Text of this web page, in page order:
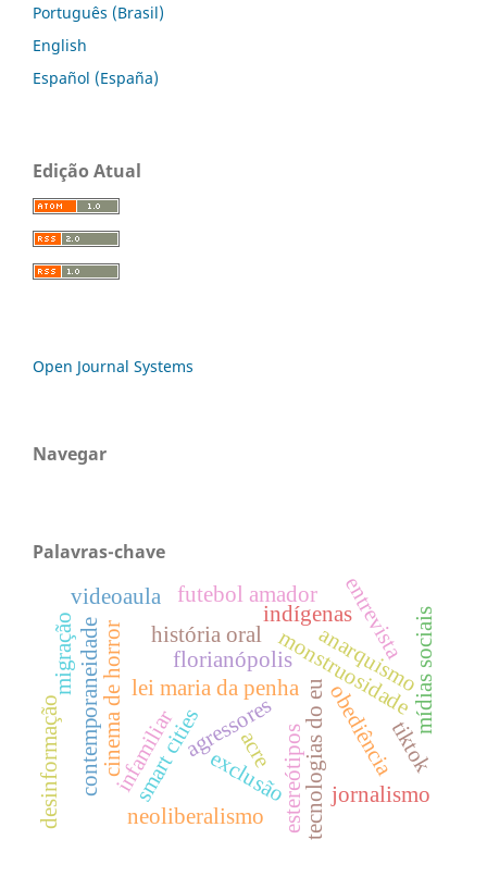
Português (Brasil)
English
Español (España)
Edição Atual
Open Journal Systems
Navegar
Palavras-chave
tecnologias do eu
estereótipos
monstruosidade
lei maria da penha
agressores
smart cities
neoliberalismo
florianópolis
obediência
anarquismo
jornalismo
indígenas
acre
cinema de horror
entrevista
futebol amador
história oral
exclusão
contemporaneidade
migração
infamiliar
videoaula
desinformação
mídias sociais
tiktok